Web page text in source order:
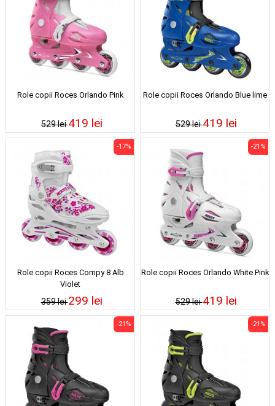
Role copii Roces Orlando Pink
529 lei419 lei
Role copii Roces Orlando Blue lime
529 lei419 lei
Role copii Roces Compy 8 Alb
Violet
359 lei
-17%
299 lei
Role copii Roces Orlando White Pink
529 lei
-21%
419 lei
-21% -21%